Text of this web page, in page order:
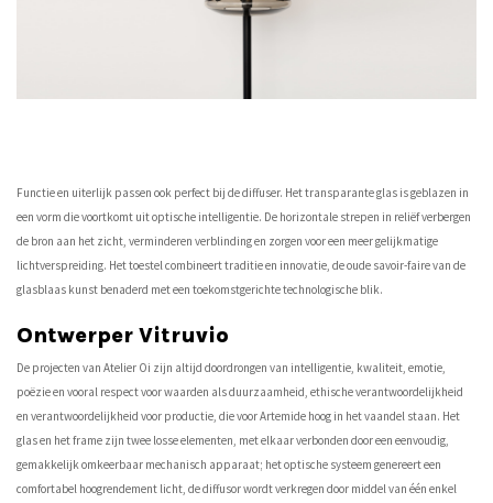
Functie en uiterlijk passen ook perfect bij de diffuser. Het transparante glas is geblazen in
een vorm die voortkomt uit optische intelligentie. De horizontale strepen in reliëf verbergen
de bron aan het zicht, verminderen verblinding en zorgen voor een meer gelijkmatige
lichtverspreiding. Het toestel combineert traditie en innovatie, de oude savoir-faire van de
glasblaas kunst benaderd met een toekomstgerichte technologische blik.
Ontwerper Vitruvio
De projecten van Atelier Oi zijn altijd doordrongen van intelligentie, kwaliteit, emotie,
poëzie en vooral respect voor waarden als duurzaamheid, ethische verantwoordelijkheid
en verantwoordelijkheid voor productie, die voor Artemide hoog in het vaandel staan. Het
glas en het frame zijn twee losse elementen, met elkaar verbonden door een eenvoudig,
gemakkelijk omkeerbaar mechanisch apparaat; het optische systeem genereert een
comfortabel hoogrendement licht, de diffusor wordt verkregen door middel van één enkel